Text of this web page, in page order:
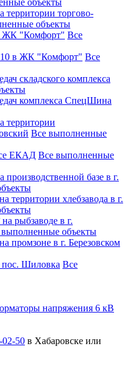
объекты
торгово-
объекты
ЖК "Комфорт" Все
в ЖК "Комфорт" Все
складского комплекса
комплекса СпецШина
Все выполненные
ЕКАД Все выполненные
базе в г.
хлебзавода в г.
рыбзаводе в г.
объекты
в г. Березовском
Шиловка Все
напряжения 6 кВ
02-50 в Хабаровске или